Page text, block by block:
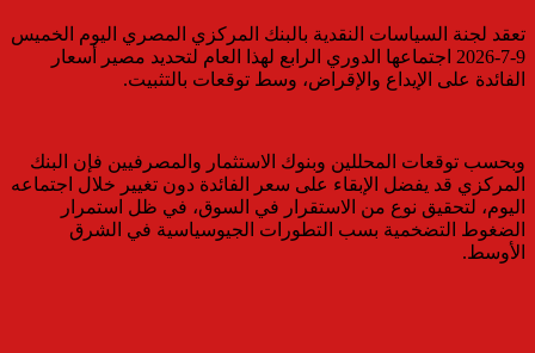
تعقد لجنة السياسات النقدية بالبنك المركزي المصري اليوم الخميس
9-7-2026 اجتماعها الدوري الرابع لهذا العام لتحديد مصير أسعار
الفائدة على الإيداع والإقراض، وسط توقعات بالتثبيت.
وبحسب توقعات المحللين وبنوك الاستثمار والمصرفيين فإن البنك
المركزي قد يفضل الإبقاء على سعر الفائدة دون تغيير خلال اجتماعه
اليوم، لتحقيق نوع من الاستقرار في السوق، في ظل استمرار
الضغوط التضخمية بسب التطورات الجيوسياسية في الشرق
الأوسط.